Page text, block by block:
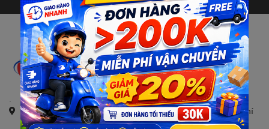
Địa chỉ:21, Đường số 4, KDC Savico, Tam Bình, TP. Hồ Chí
Minh